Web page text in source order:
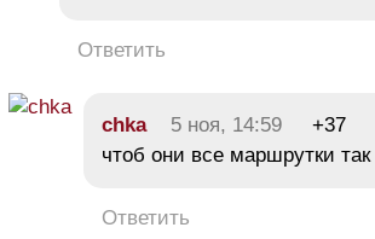
Ответить
chka 5 ноя, 14:59
+37
чтоб они все маршрутки
Ответить